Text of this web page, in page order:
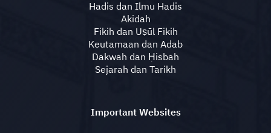
Hadis dan Ilmu Hadis
Akidah
Fikih dan Uṣūl Fikih
Keutamaan dan Adab
Dakwah dan Ḥisbah
Sejarah dan Tarikh
Important Websites